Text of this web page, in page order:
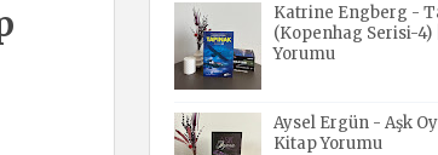
Katrine Engberg -
(Kopenhag Serisi-
Yorumu
Aysel Ergün - Aşk
Kitap Yorumu